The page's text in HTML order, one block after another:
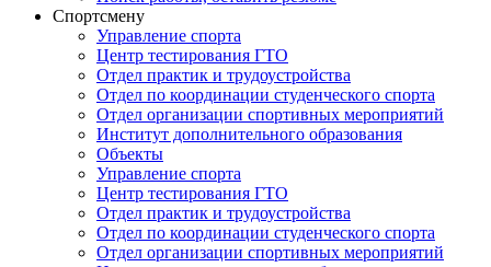
Спортсмену
Управление спорта
Центр тестирования ГТО
Отдел практик и трудоустройства
Отдел по координации студенческого спорта
Отдел организации спортивных мероприятий
Институт дополнительного образования
Объекты
Управление спорта
Центр тестирования ГТО
Отдел практик и трудоустройства
Отдел по координации студенческого спорта
Отдел организации спортивных мероприятий